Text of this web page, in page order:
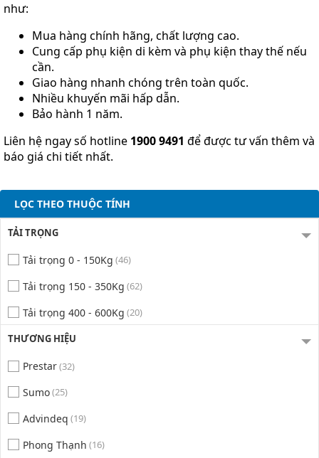
như:
Mua hàng chính hãng, chất lượng cao.
Cung cấp phụ kiện di kèm và phụ kiện thay thế nếu
cần.
Giao hàng nhanh chóng trên toàn quốc.
Nhiều khuyến mãi hấp dẫn.
Bảo hành 1 năm.
Liên hệ ngay số hotline 1900 9491 để được tư vấn thêm và
báo giá chi tiết nhất.
LỌC THEO THUỘC TÍNH
TẢI TRỌNG
Tải trọng 0 - 150Kg (46)
Tải trọng 150 - 350Kg (62)
Tải trọng 400 - 600Kg (20)
THƯƠNG HIỆU
Prestar(32)
Sumo(25)
Advindeq (19)
Phong Thạnh (16)